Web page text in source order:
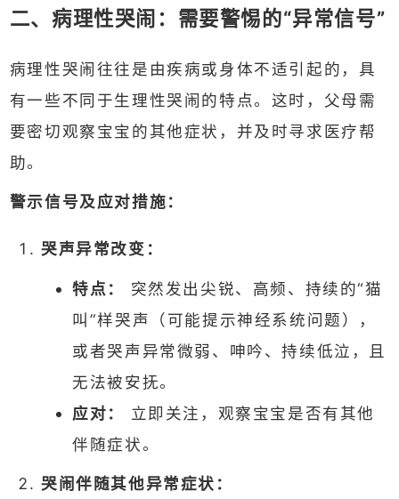
二、病理性哭闹：需要警惕的“异常信号”
病理性哭闹往往是由疾病或身体不适引起的，具
有一些不同于生理性哭闹的特点。这时，父母需
要密切观察宝宝的其他症状，并及时寻求医疗帮
助。
警示信号及应对措施：
哭声异常改变：
特点：
突然发出尖锐、高频、持续的“猫
叫”样哭声（可能提示神经系统问题），
或者哭声异常微弱、呻吟、持续低泣，且
无法被安抚。
应对：
立即关注，观察宝宝是否有其他
伴随症状。
哭闹伴随其他异常症状：